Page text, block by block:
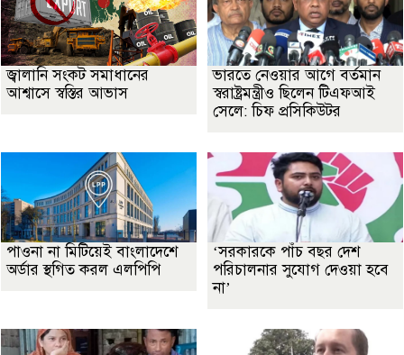
জ্বালানি সংকট সমাধানের
আশ্বাসে স্বস্তির আভাস
ভারতে নেওয়ার আগে বর্তমান
স্বরাষ্ট্রমন্ত্রীও ছিলেন টিএফআই
সেলে: চিফ প্রসিকিউটর
পাওনা না মিটিয়েই বাংলাদেশে
অর্ডার স্থগিত করল এলপিপি
‘সরকারকে পাঁচ বছর দেশ
পরিচালনার সুযোগ দেওয়া হবে
না’